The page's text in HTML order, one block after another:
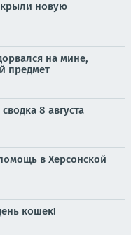
новую
на мине,
предмет
8 августа
в Херсонской
кошек!